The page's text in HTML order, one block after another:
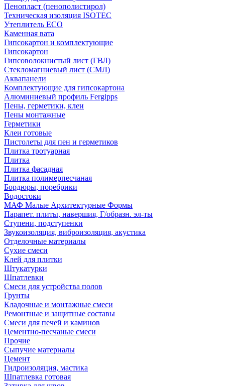
Пенопласт (пенополистирол)
Техническая изоляция ISOTEC
Утеплитель ECO
Каменная вата
Гипсокартон и комплектующие
Гипсокартон
Гипсоволокнистый лист (ГВЛ)
Стекломагниевый лист (СМЛ)
Аквапанели
Комплектующие для гипсокартона
Алюминиевый профиль Fergipps
Пены, герметики, клеи
Пены монтажные
Герметики
Клеи готовые
Пистолеты для пен и герметиков
Плитка тротуарная
Плитка
Плитка фасадная
Плитка полимерпесчаная
Бордюры, поребрики
Водостоки
МАФ Малые Архитектурные Формы
Парапет. плиты, навершия, Г/образн. эл-ты
Ступени, подступенки
Звукоизоляция, виброизоляция, акустика
Отделочные материалы
Сухие смеси
Клей для плитки
Штукатурки
Шпатлевки
Смеси для устройства полов
Грунты
Кладочные и монтажные смеси
Ремонтные и защитные составы
Смеси для печей и каминов
Цементно-песчаные смеси
Прочие
Сыпучие материалы
Цемент
Гидроизоляция, мастика
Шпатлевка готовая